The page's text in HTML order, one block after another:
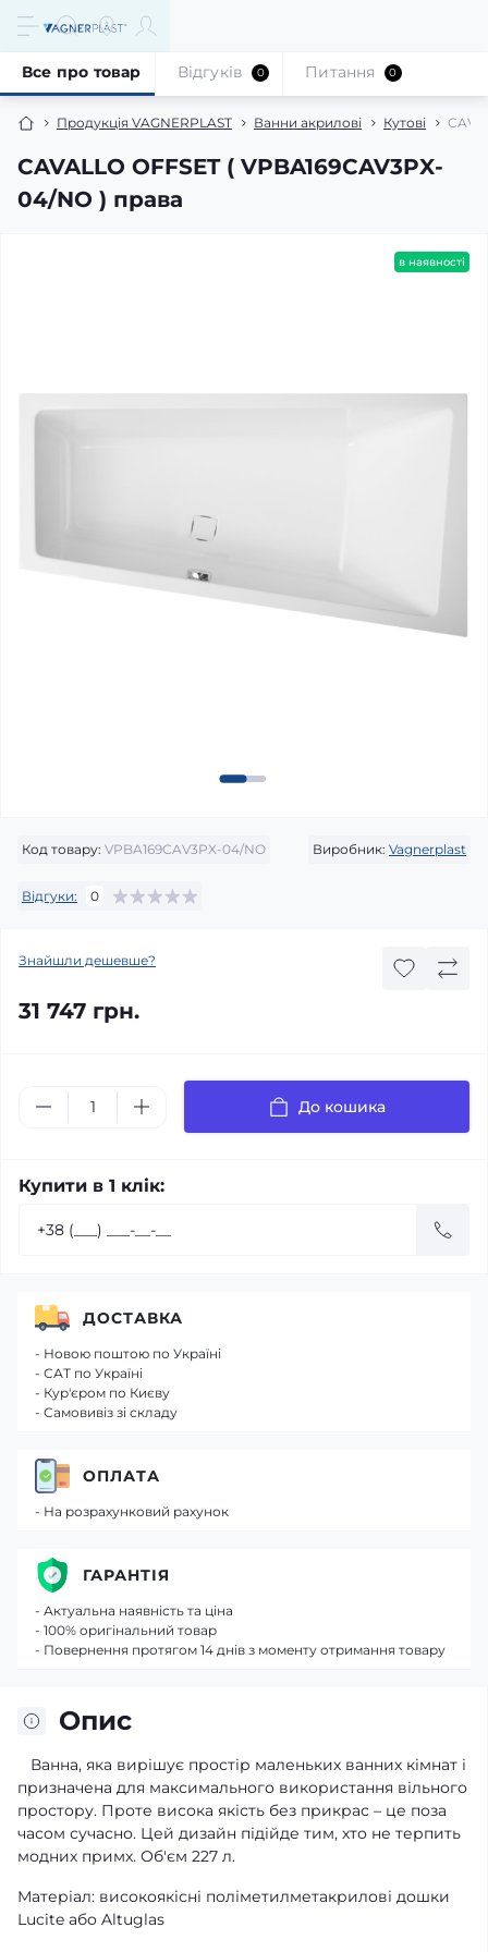
Продукція VAGNERPLAST Ванни акрилові Кутові
CAVALLO OFFSET ( VPBA169CAV3PX-
04/NO ) права
Все про товар Відгуків 0 Питання 0
в наявності
Код товару: VPBA169CAV3PX-04/NO Виробник: Vagnerplast
Відгуки: 0
Знайшли дешевше?
31 747 грн.
До кошика
Купити в 1 клік:
Опис
Ванна, яка вирішує простір маленьких ванних кімнат і
призначена для максимального використання вільного
простору. Проте висока якість без прикрас – це поза
часом сучасно. Цей дизайн підійде тим, хто не терпить
модних примх. Об'єм 227 л.
Матеріал: високоякісні поліметилметакрилові дошки
Lucite або Altuglas
ДОСТАВКА
- Новою поштою по Україні
- САТ по Україні
- Кур'єром по Києву
- Самовивіз зі складу
ОПЛАТА
- На розрахунковий рахунок
ГАРАНТІЯ
- Актуальна наявність та ціна
- 100% оригінальний товар
- Повернення протягом 14 днів з моменту отримання товару